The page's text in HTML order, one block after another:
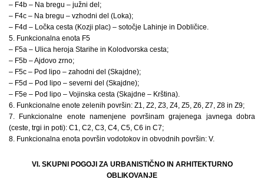
– F4b – Na bregu – južni del;
– F4c – Na bregu – vzhodni del (Loka);
– F4d – Ločka cesta (Kozji plac) – sotočje Lahinje in Dobličice.
5. Funkcionalna enota F5
– F5a – Ulica heroja Starihe in Kolodvorska cesta;
– F5b – Ajdovo zrno;
– F5c – Pod lipo – zahodni del (Skajdne);
– F5d – Pod lipo – severni del (Skajdne);
– F5e – Pod lipo – Vojinska cesta (Skajdne – Krština).
6. Funkcionalne enote zelenih površin: Z1, Z2, Z3, Z4, Z5, Z6, Z7, Z8 in Z9;
7. Funkcionalne enote namenjene površinam grajenega javnega dobra
(ceste, trgi in poti): C1, C2, C3, C4, C5, C6 in C7;
8. Funkcionalna enota površin vodotokov in obvodnih površin: V.
VI. SKUPNI POGOJI ZA URBANISTIČNO IN ARHITEKTURNO
OBLIKOVANJE